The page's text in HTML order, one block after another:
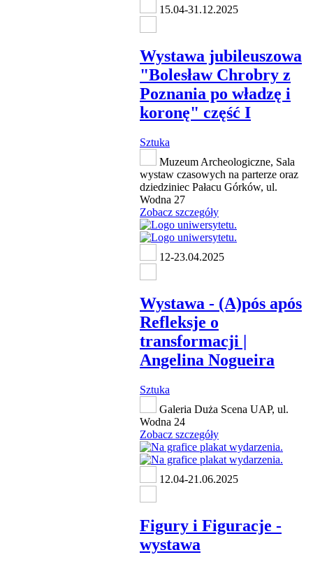
15.04-31.12.2025
Wystawa jubileuszowa
"Bolesław Chrobry z
Poznania po władzę i
koronę" część I
Sztuka
Muzeum Archeologiczne, Sala
wystaw czasowych na parterze oraz
dziedziniec Pałacu Górków, ul.
Wodna 27
Zobacz szczegóły
12-23.04.2025
Wystawa - (A)pós após
Refleksje o
transformacji |
Angelina Nogueira
Sztuka
Galeria Duża Scena UAP, ul.
Wodna 24
Zobacz szczegóły
12.04-21.06.2025
Figury i Figuracje -
wystawa